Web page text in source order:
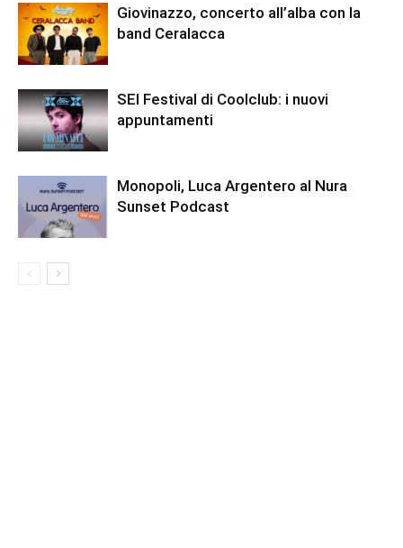
Giovinazzo, concerto all’alba con la
band Ceralacca
SEI Festival di Coolclub: i nuovi
appuntamenti
Monopoli, Luca Argentero al Nura
Sunset Podcast